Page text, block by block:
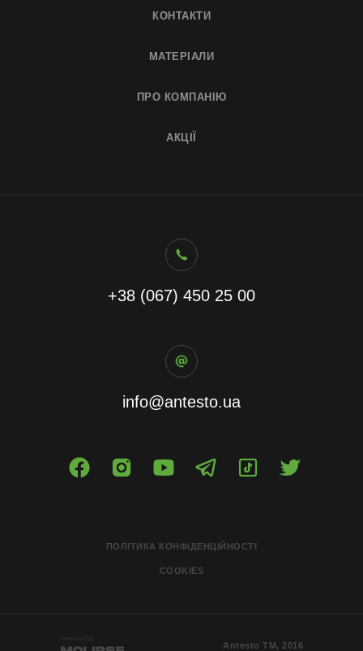
ПОЛІТИКА КОНФІДЕНЦІЙНОСТІ
COOKIES
info@antesto.ua
+38 (067) 450 25 00
МАТЕРІАЛИ
АКЦІЇ
ПРО КОМПАНІЮ
КОНТАКТИ
Antesto ТМ, 2016